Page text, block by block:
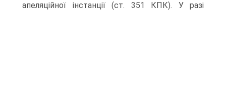
апеляційної інстанції (ст. 351 КПК). У разі